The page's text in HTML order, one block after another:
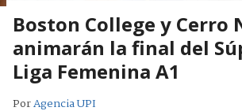
Boston College y Cerro
animarán la final del
Liga Femenina A1
PorAgencia UPI